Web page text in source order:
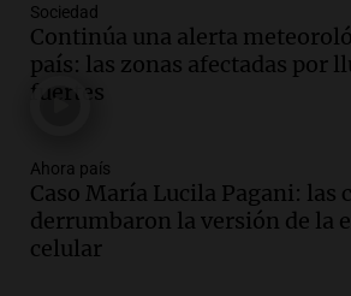
por la Ley de Tierras:
relato mentiroso"
Informados al regreso
Episodios
gran expo, con concurso
y actividades destacadas
Panorama Federal
Episodios
Sociedad
Continúa una alerta
país: las zonas afectadas por
fuertes
Ahora país
Caso María Lucila Pagani: las
derrumbaron la versión de la
celular